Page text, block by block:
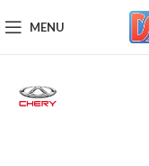
MENU